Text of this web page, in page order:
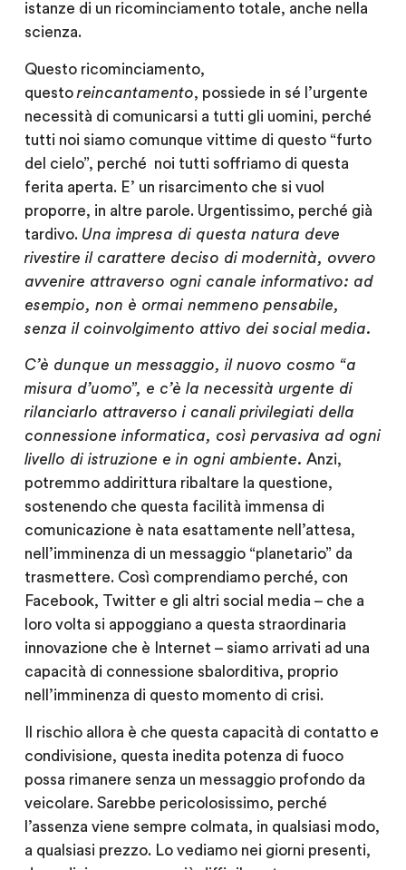
istanze di un ricominciamento totale, anche nella
scienza.
Questo ricominciamento,
questo reincantamento, possiede in sé l’urgente
necessità di comunicarsi a tutti gli uomini, perché
tutti noi siamo comunque vittime di questo “furto
del cielo”, perché noi tutti soffriamo di questa
ferita aperta. E’ un risarcimento che si vuol
proporre, in altre parole. Urgentissimo, perché già
tardivo. Una impresa di questa natura deve
rivestire il carattere deciso di modernità, ovvero
avvenire attraverso ogni canale informativo: ad
esempio, non è ormai nemmeno pensabile,
senza il coinvolgimento attivo dei social media.
C’è dunque un messaggio, il nuovo cosmo “a
misura d’uomo”, e c’è la necessità urgente di
rilanciarlo attraverso i canali privilegiati della
connessione informatica, così pervasiva ad ogni
livello di istruzione e in ogni ambiente. Anzi,
potremmo addirittura ribaltare la questione,
sostenendo che questa facilità immensa di
comunicazione è nata esattamente nell’attesa,
nell’imminenza di un messaggio “planetario” da
trasmettere. Così comprendiamo perché, con
Facebook, Twitter e gli altri social media – che a
loro volta si appoggiano a questa straordinaria
innovazione che è Internet – siamo arrivati ad una
capacità di connessione sbalorditiva, proprio
nell’imminenza di questo momento di crisi.
Il rischio allora è che questa capacità di contatto e
condivisione, questa inedita potenza di fuoco
possa rimanere senza un messaggio profondo da
veicolare. Sarebbe pericolosissimo, perché
l’assenza viene sempre colmata, in qualsiasi modo,
a qualsiasi prezzo. Lo vediamo nei giorni presenti,